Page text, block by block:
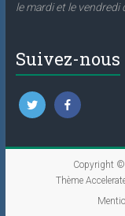
le mardi et le vendredi
Suivez-nous
Copyright
Thème